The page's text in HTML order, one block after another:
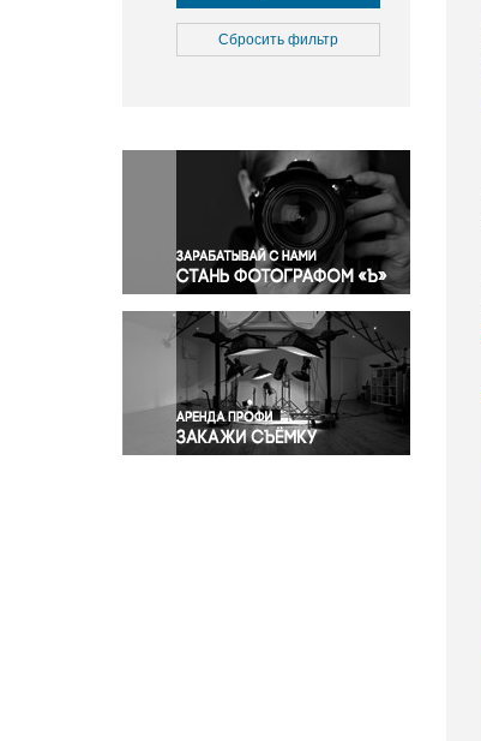
Культура
Медицина
Окружающая среда
Политика
Правосудие
Происшествия и конфликты
Религия
Светская жизнь
Спорт
Экология
Экономика и бизнес
Сбросить фильтр